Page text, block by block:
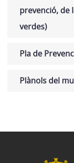
prevenció, de
verdes)
Pla de
Plànols del